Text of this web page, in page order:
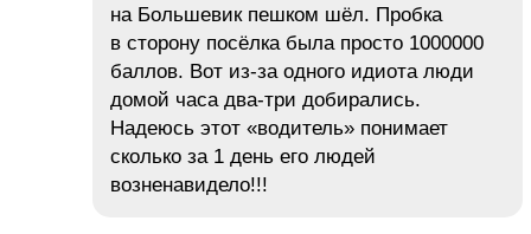
на Большевик пешком шёл. Пробка
в сторону посёлка была просто 1000000
баллов. Вот из-за одного идиота люди
домой часа два-три добирались.
Надеюсь этот «водитель» понимает
сколько за 1 день его людей
возненавидело!!!